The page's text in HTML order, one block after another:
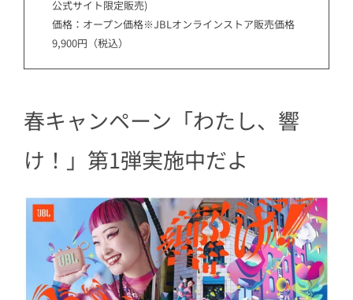
公式サイト限定販売)
価格：オープン価格※JBLオンラインストア販売価格
9,900円（税込）
春キャンペーン「わたし、響
け！」第1弾実施中だよ